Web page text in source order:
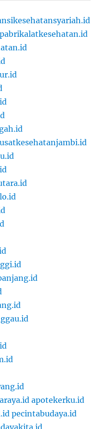
pabrikalatkesehatan.id
apotekerku.id
pecintabudaya.id